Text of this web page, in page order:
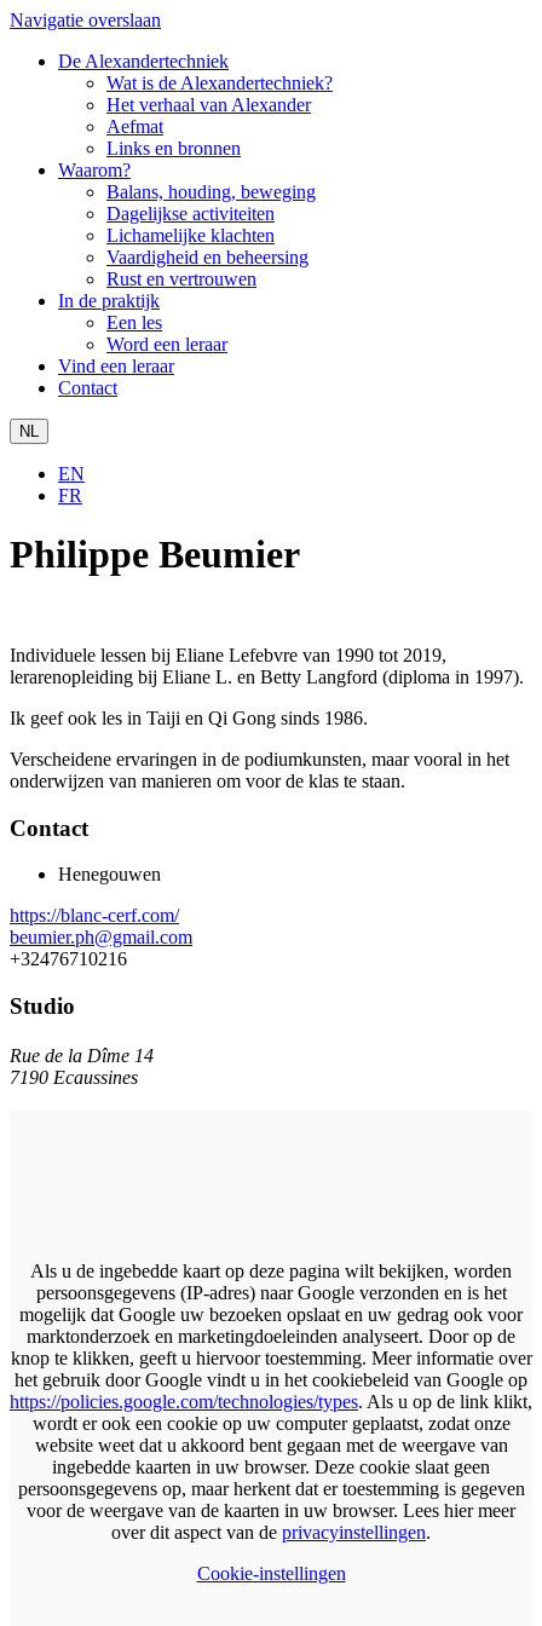
Navigatie overslaan
De Alexandertechniek
Wat is de Alexandertechniek?
Het verhaal van Alexander
Aefmat
Links en bronnen
Waarom?
Balans, houding, beweging
Dagelijkse activiteiten
Lichamelijke klachten
Vaardigheid en beheersing
Rust en vertrouwen
In de praktijk
Een les
Word een leraar
Vind een leraar
Contact
NL
EN
FR
Philippe Beumier
Individuele lessen bij Eliane Lefebvre van 1990 tot 2019,
lerarenopleiding bij Eliane L. en Betty Langford (diploma in 1997).
Ik geef ook les in Taiji en Qi Gong sinds 1986.
Verscheidene ervaringen in de podiumkunsten, maar vooral in het
onderwijzen van manieren om voor de klas te staan.
Contact
Henegouwen
https://blanc-cerf.com/
beumier.ph@gmail.com
+32476710216
Studio
Rue de la Dîme 14
7190 Ecaussines
Als u de ingebedde kaart op deze pagina wilt bekijken, worden
persoonsgegevens (IP-adres) naar Google verzonden en is het
mogelijk dat Google uw bezoeken opslaat en uw gedrag ook voor
marktonderzoek en marketingdoeleinden analyseert. Door op de
knop te klikken, geeft u hiervoor toestemming. Meer informatie over
het gebruik door Google vindt u in het cookiebeleid van Google op
https://policies.google.com/technologies/types. Als u op de link klikt,
wordt er ook een cookie op uw computer geplaatst, zodat onze
website weet dat u akkoord bent gegaan met de weergave van
ingebedde kaarten in uw browser. Deze cookie slaat geen
persoonsgegevens op, maar herkent dat er toestemming is gegeven
voor de weergave van de kaarten in uw browser. Lees hier meer
over dit aspect van de privacyinstellingen.
Cookie-instellingen